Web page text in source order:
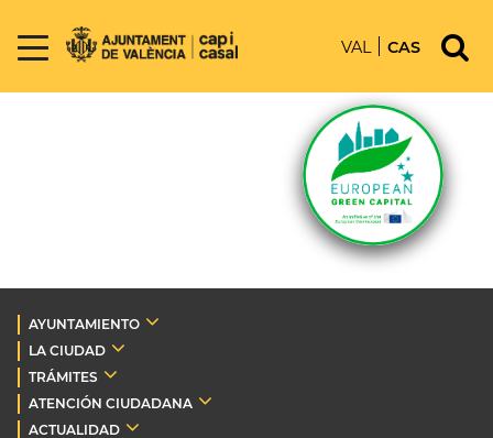
VAL CAS
AYUNTAMIENTO
LA CIUDAD
TRÁMITES
ATENCIÓN CIUDADANA
ACTUALIDAD